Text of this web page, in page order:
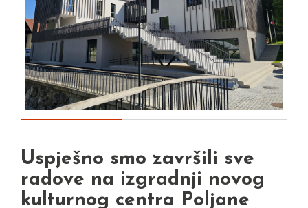
Uspješno smo završili sve
radove na izgradnji novog
kulturnog centra Poljane